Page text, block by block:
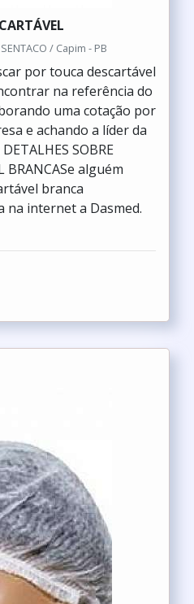
/ Capim - PB
por touca descartável
na referência do
uma cotação por
e achando a líder da
SOBRE
BRANCASe alguém
branca
na internet a Dasmed.